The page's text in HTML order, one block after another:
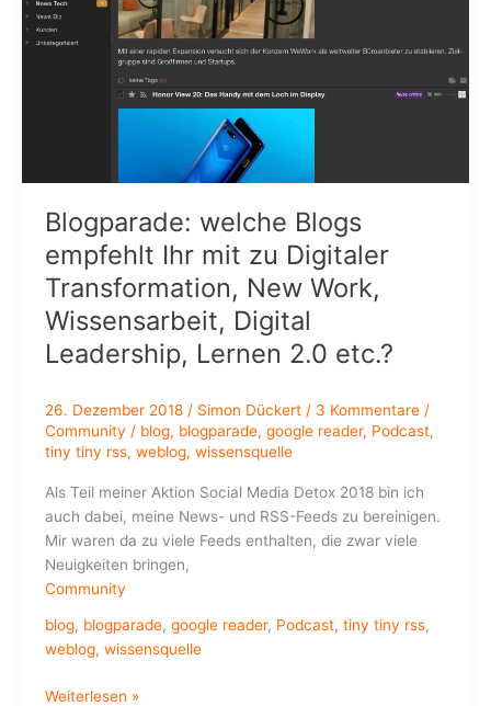
Blogparade: welche Blogs
empfehlt Ihr mit zu Digitaler
Transformation, New Work,
Wissensarbeit, Digital
Leadership, Lernen 2.0 etc.?
26. Dezember 2018 / Simon Dückert / 3 Kommentare /
Community / blog, blogparade, google reader, Podcast,
tiny tiny rss, weblog, wissensquelle
Als Teil meiner Aktion Social Media Detox 2018 bin ich
auch dabei, meine News- und RSS-Feeds zu bereinigen.
Mir waren da zu viele Feeds enthalten, die zwar viele
Neuigkeiten bringen,
Community
blog, blogparade, google reader, Podcast, tiny tiny rss,
weblog, wissensquelle
Blogparade:
Weiterlesen »